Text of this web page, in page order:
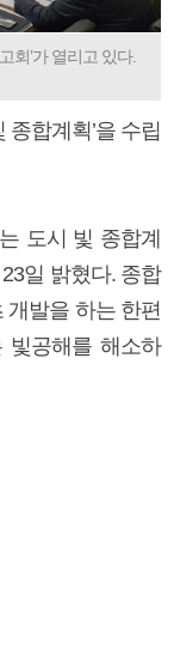
회’가 열리고 있다.
합계획’을 수립
도시 빛 종합계
일 밝혔다. 종합
개발을 하는 한편
빛공해를 해소하